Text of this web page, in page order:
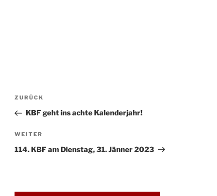
Beitrags-
Vorheriger
Beitrag
ZURÜCK
KBF geht ins achte Kalenderjahr!
Nächster
Beitrag
WEITER
114. KBF am Dienstag, 31. Jänner 2023